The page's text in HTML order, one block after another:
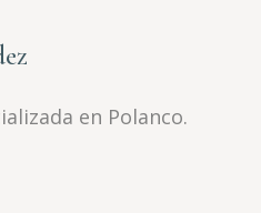
en Polanco.